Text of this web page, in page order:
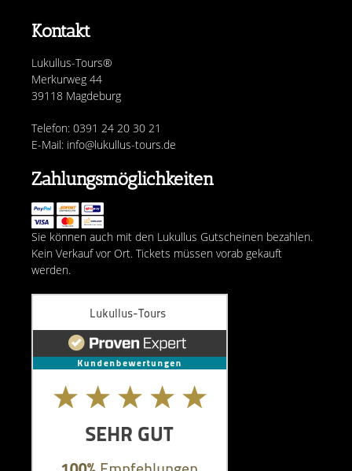
Kontakt
Lukullus-Tours®
Merkurweg 44
39118 Magdeburg
Telefon: 0391 24 20 30 21
E-Mail: info@lukullus-tours.de
Zahlungsmöglichkeiten
Sie können auch mit den Lukullus Gutscheinen bezahlen.
Kein Verkauf vor Ort. Tickets müssen vorab gekauft
werden.